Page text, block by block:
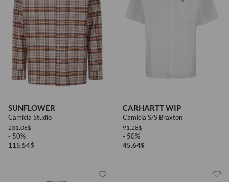
SUNFLOWER
Camicia Studio
231.08$
- 50%
115.54$
CARHARTT WIP
Camicia S/S Braxton
91.28$
- 50%
45.64$